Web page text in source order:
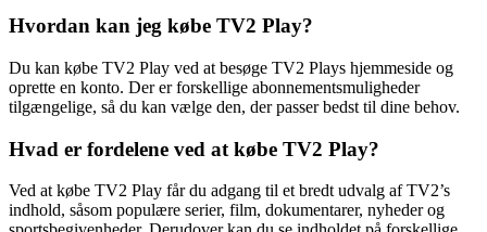
Hvordan kan jeg købe TV2 Play?
Du kan købe TV2 Play ved at besøge TV2 Plays hjemmeside og
oprette en konto. Der er forskellige abonnementsmuligheder
tilgængelige, så du kan vælge den, der passer bedst til dine behov.
Hvad er fordelene ved at købe TV2 Play?
Ved at købe TV2 Play får du adgang til et bredt udvalg af TV2’s
indhold, såsom populære serier, film, dokumentarer, nyheder og